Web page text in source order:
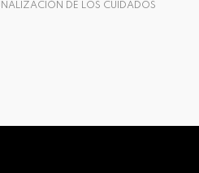
DE LOS CUIDADOS